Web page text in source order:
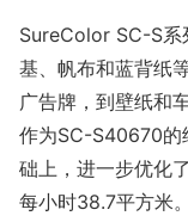
SureColor SC-S系
基、帆布和蓝背纸
广告牌，到壁纸和
作为SC-S40670的
础上，进一步优化
每小时38.7平方米